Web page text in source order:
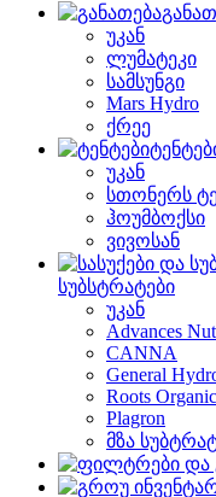
უკან
ლუმატეკი
სამსუნგი
Mars Hydro
ქრეე
უკან
სთონერს
ჰოუმბოქსი
ვივოსან
სუბსტრატები
უკან
Advances
CANNA
General
Roots
Plagron
მზა